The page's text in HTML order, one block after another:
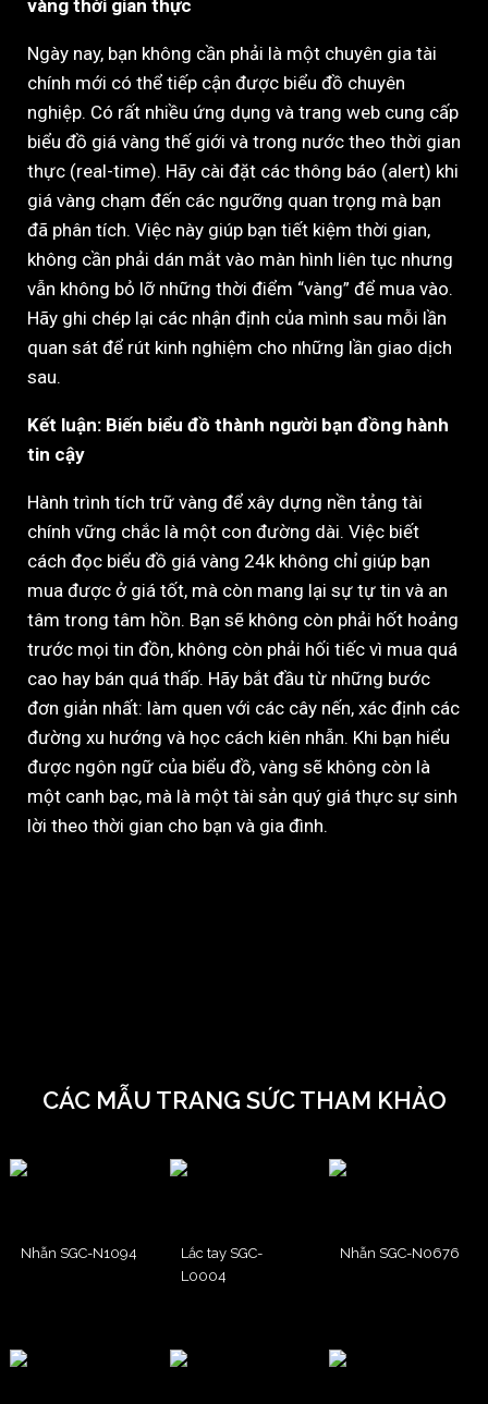
vàng thời gian thực
Ngày nay, bạn không cần phải là một chuyên gia tài
chính mới có thể tiếp cận được biểu đồ chuyên
nghiệp. Có rất nhiều ứng dụng và trang web cung cấp
biểu đồ giá vàng thế giới và trong nước theo thời gian
thực (real-time). Hãy cài đặt các thông báo (alert) khi
giá vàng chạm đến các ngưỡng quan trọng mà bạn
đã phân tích. Việc này giúp bạn tiết kiệm thời gian,
không cần phải dán mắt vào màn hình liên tục nhưng
vẫn không bỏ lỡ những thời điểm “vàng” để mua vào.
Hãy ghi chép lại các nhận định của mình sau mỗi lần
quan sát để rút kinh nghiệm cho những lần giao dịch
sau.
Kết luận: Biến biểu đồ thành người bạn đồng hành
tin cậy
Hành trình tích trữ vàng để xây dựng nền tảng tài
chính vững chắc là một con đường dài. Việc biết
cách đọc biểu đồ giá vàng 24k không chỉ giúp bạn
mua được ở giá tốt, mà còn mang lại sự tự tin và an
tâm trong tâm hồn. Bạn sẽ không còn phải hốt hoảng
trước mọi tin đồn, không còn phải hối tiếc vì mua quá
cao hay bán quá thấp. Hãy bắt đầu từ những bước
đơn giản nhất: làm quen với các cây nến, xác định các
đường xu hướng và học cách kiên nhẫn. Khi bạn hiểu
được ngôn ngữ của biểu đồ, vàng sẽ không còn là
một canh bạc, mà là một tài sản quý giá thực sự sinh
lời theo thời gian cho bạn và gia đình.
CÁC MẪU TRANG SỨC THAM KHẢO
Nhẫn SGC-N1094
Lắc tay SGC-
L0004
Nhẫn SGC-N0676